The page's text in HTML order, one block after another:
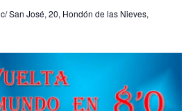
c/ San José, 20, Hondón de las Nieves,